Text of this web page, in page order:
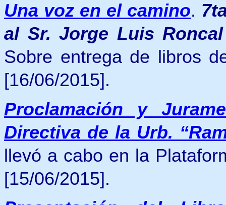
Una voz en el camino. 7
al Sr. Jorge Luis
Sobre entrega de libros
[16/06/2015].
Proclamación y
Directiva de la Urb.
llevó a cabo en la
[15/06/2015].